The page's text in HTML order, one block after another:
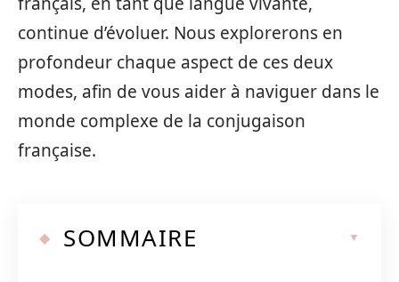
continue d’évoluer. Nous explorerons en
profondeur chaque aspect de ces deux
modes, afin de vous aider à naviguer dans le
monde complexe de la conjugaison
française.
SOMMAIRE